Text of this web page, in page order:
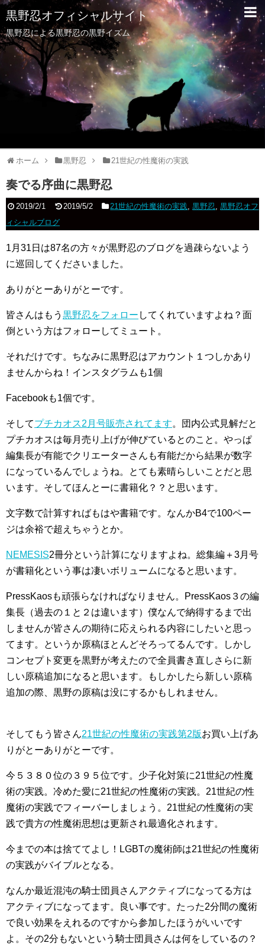
黒野忍オフィシャルサイト
黒野忍による黒野忍の黒野イズム
ホーム 黒野忍 21世紀の性魔術の実践
奏でる序曲に黒野忍
2019/2/1 2019/5/2 21世紀の性魔術の実践,黒野忍,黒野忍オフ
ィシャルブログ
1月31日は87名の方々が黒野忍のブログを過疎らないよう
に巡回してくださいました。
ありがとーありがとーです。
皆さんはもう 黒野忍をフォロー してくれていますよね？面
倒という方はフォローしてミュート。
それだけです。ちなみに黒野忍はアカウント１つしかあり
ませんからね！インスタグラムも1個
Facebookも1個です。
そしてプチカオス2月号販売されてます。団内公式見解だと
プチカオスは毎月売り上げが伸びているとのこと。やっぱ
編集長が有能でクリエーターさんも有能だから結果が数字
になっているんでしょうね。とても素晴らしいことだと思
います。そしてほんとーに書籍化？？と思います。
文字数で計算すればもはや書籍です。なんかB4で100ペー
ジは余裕で超えちゃうとか。
NEMESIS2冊分という計算になりますよね。総集編＋3月号
が書籍化という事は凄いボリュームになると思います。
PressKaosも頑張らなければなりません。PressKaos３の編
集長（過去の１と２は違います）僕なんで納得するまで出
しませんが皆さんの期待に応えられる内容にしたいと思っ
てます。というか原稿ほとんどそろってるんです。しかし
コンセプト変更を黒野が考えたので全員書き直しさらに新
しい原稿追加になると思います。もしかしたら新しい原稿
追加の際、黒野の原稿は没にするかもしれません。
そしてもう皆さん21世紀の性魔術の実践第2版お買い上げあ
りがとーありがとーです。
今５３８０位の３９５位です。少子化対策に21世紀の性魔
術の実践。冷めた愛に21世紀の性魔術の実践。21世紀の性
魔術の実践でフィーバーしましょう。21世紀の性魔術の実
践で貴方の性魔術思想は更新され最適化されます。
今までの本は捨ててよし！LGBTの魔術師は21世紀の性魔術
の実践がバイブルとなる。
なんか最近混沌の騎士団員さんアクティブになってる方は
アクティブになってます。良い事です。たった2分間の魔術
で良い効果をえれるのですから参加したほうがいいです
よ。その2分もないという騎士団員さんは何をしているの？